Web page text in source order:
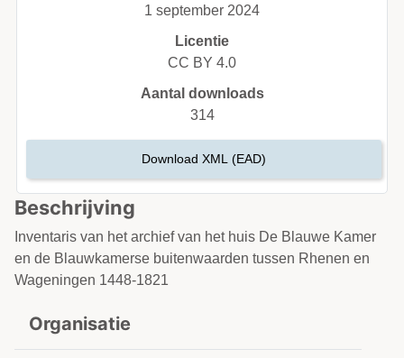
Beschrijving
Inventaris van het archief van het huis De Blauwe Kamer
en de Blauwkamerse buitenwaarden tussen Rhenen en
Wageningen 1448-1821
Organisatie
1 september 2024
Licentie
CC BY 4.0
Aantal downloads
314
Download XML (EAD)